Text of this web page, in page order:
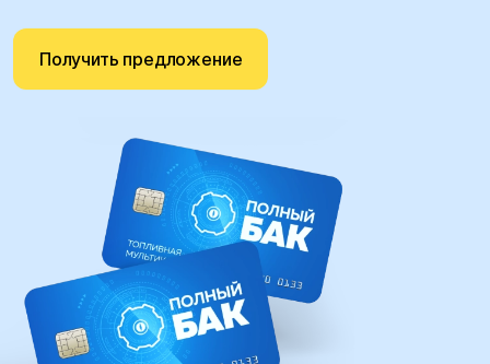
Получить предложение